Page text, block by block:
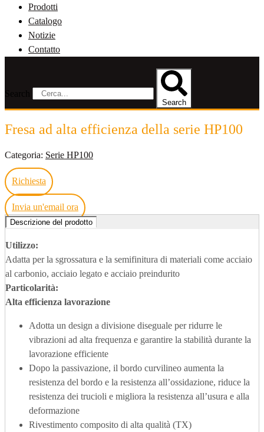
Prodotti
Catalogo
Notizie
Contatto
Search
Fresa ad alta efficienza della serie HP100
Categoria: Serie HP100
Richiesta
Invia un'email ora
Descrizione del prodotto
Utilizzo:
Adatta per la sgrossatura e la semifinitura di materiali come acciaio
al carbonio, acciaio legato e acciaio preindurito
Particolarità:
Alta efficienza lavorazione
Adotta un design a divisione diseguale per ridurre le
vibrazioni ad alta frequenza e garantire la stabilità durante la
lavorazione efficiente
Dopo la passivazione, il bordo curvilineo aumenta la
resistenza del bordo e la resistenza all’ossidazione, riduce la
resistenza dei trucioli e migliora la resistenza all’usura e alla
deformazione
Rivestimento composito di alta qualità (TX)